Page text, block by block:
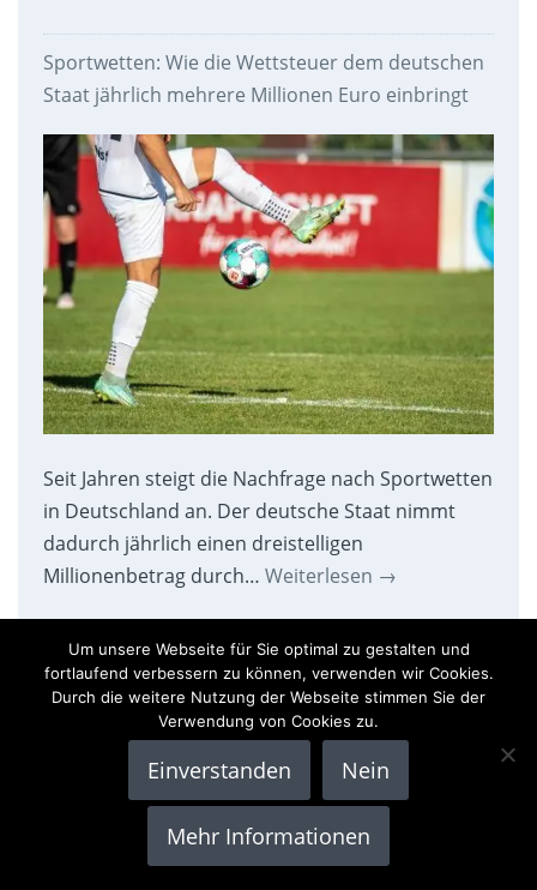
Sportwetten: Wie die Wettsteuer dem deutschen
Staat jährlich mehrere Millionen Euro einbringt
Seit Jahren steigt die Nachfrage nach Sportwetten
in Deutschland an. Der deutsche Staat nimmt
dadurch jährlich einen dreistelligen
Millionenbetrag durch… Weiterlesen →
Paukenschlag: Sparkassen bereiten Bitcoin-
Handel vor
Um unsere Webseite für Sie optimal zu gestalten und
fortlaufend verbessern zu können, verwenden wir Cookies.
Durch die weitere Nutzung der Webseite stimmen Sie der
Verwendung von Cookies zu.
Einverstanden Nein
Mehr Informationen